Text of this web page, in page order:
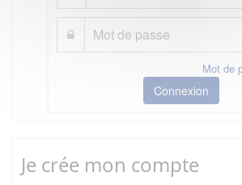
Mot de
Connexion
Je crée mon compte